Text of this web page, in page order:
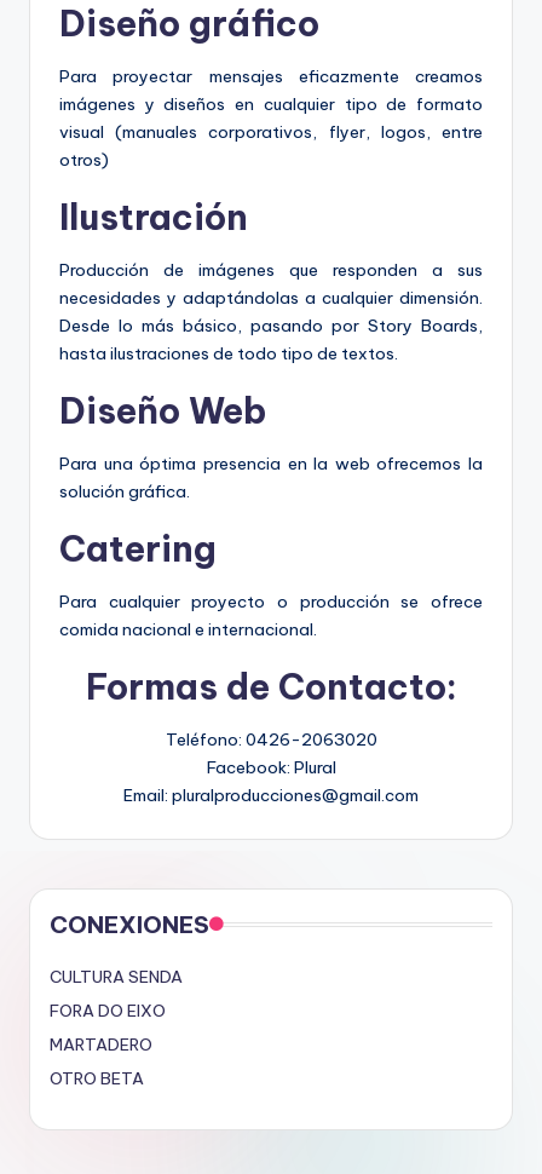
Diseño gráfico
Para proyectar mensajes eficazmente creamos
imágenes y diseños en cualquier tipo de formato
visual (manuales corporativos, flyer, logos, entre
otros)
Ilustración
Producción de imágenes que responden a sus
necesidades y adaptándolas a cualquier dimensión.
Desde lo más básico, pasando por Story Boards,
hasta ilustraciones de todo tipo de textos.
Diseño Web
Para una óptima presencia en la web ofrecemos la
solución gráfica.
Catering
Para cualquier proyecto o producción se ofrece
comida nacional e internacional.
Formas de Contacto:
Teléfono: 0426-2063020
Facebook: Plural
Email: pluralproducciones@gmail.com
CONEXIONES
CULTURA SENDA
FORA DO EIXO
MARTADERO
OTRO BETA